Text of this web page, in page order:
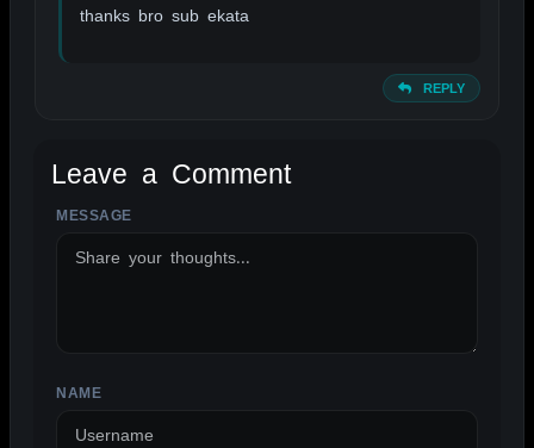
thanks bro sub ekata
REPLY
Leave a Comment
MESSAGE
NAME
ALTERNATIVE: